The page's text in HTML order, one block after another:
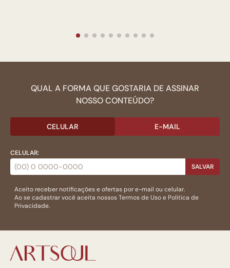
QUAL A FORMA QUE GOSTARIA DE ASSINAR
NOSSO CONTEÚDO?
CELULAR E-MAIL
CELULAR:
SALVAR
Aceito receber notificações e ofertas por e-mail ou celular.
Ao se cadastrar você aceita nossosTermos de Usoe Politica de
Privacidade.